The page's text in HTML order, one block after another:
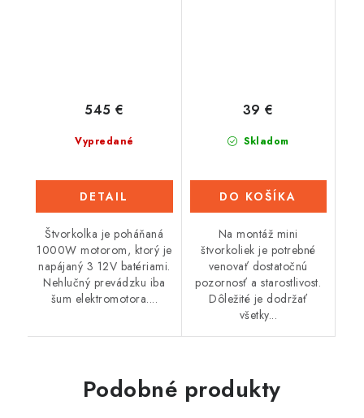
Vypredané
545 €
DETAIL
Štvorkolka je poháňaná
1000W motorom, ktorý je
napájaný 3 12V batériami.
Nehlučný prevádzku iba
šum elektromotora....
Skladom
39 €
DO KOŠÍKA
Na montáž mini
štvorkoliek je potrebné
venovať dostatočnú
pozornosť a starostlivost.
Dôležité je dodržať
všetky...
Podobné produkty